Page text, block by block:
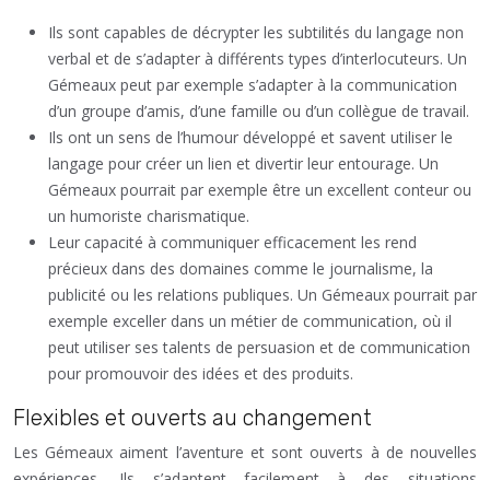
Ils sont capables de décrypter les subtilités du langage non
verbal et de s’adapter à différents types d’interlocuteurs. Un
Gémeaux peut par exemple s’adapter à la communication
d’un groupe d’amis, d’une famille ou d’un collègue de travail.
Ils ont un sens de l’humour développé et savent utiliser le
langage pour créer un lien et divertir leur entourage. Un
Gémeaux pourrait par exemple être un excellent conteur ou
un humoriste charismatique.
Leur capacité à communiquer efficacement les rend
précieux dans des domaines comme le journalisme, la
publicité ou les relations publiques. Un Gémeaux pourrait par
exemple exceller dans un métier de communication, où il
peut utiliser ses talents de persuasion et de communication
pour promouvoir des idées et des produits.
Flexibles et ouverts au changement
Les Gémeaux aiment l’aventure et sont ouverts à de nouvelles